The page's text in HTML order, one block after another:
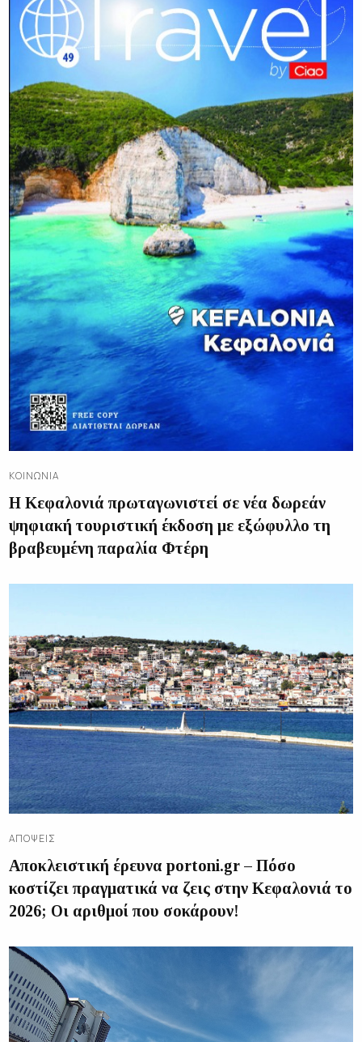
ΚΟΙΝΩΝΊΑ
Η Κεφαλονιά πρωταγωνιστεί σε νέα δωρεάν
ψηφιακή τουριστική έκδοση με εξώφυλλο τη
βραβευμένη παραλία Φτέρη
ΑΠΌΨΕΙΣ
Αποκλειστική έρευνα portoni.gr – Πόσο
κοστίζει πραγματικά να ζεις στην Κεφαλονιά το
2026; Οι αριθμοί που σοκάρουν!